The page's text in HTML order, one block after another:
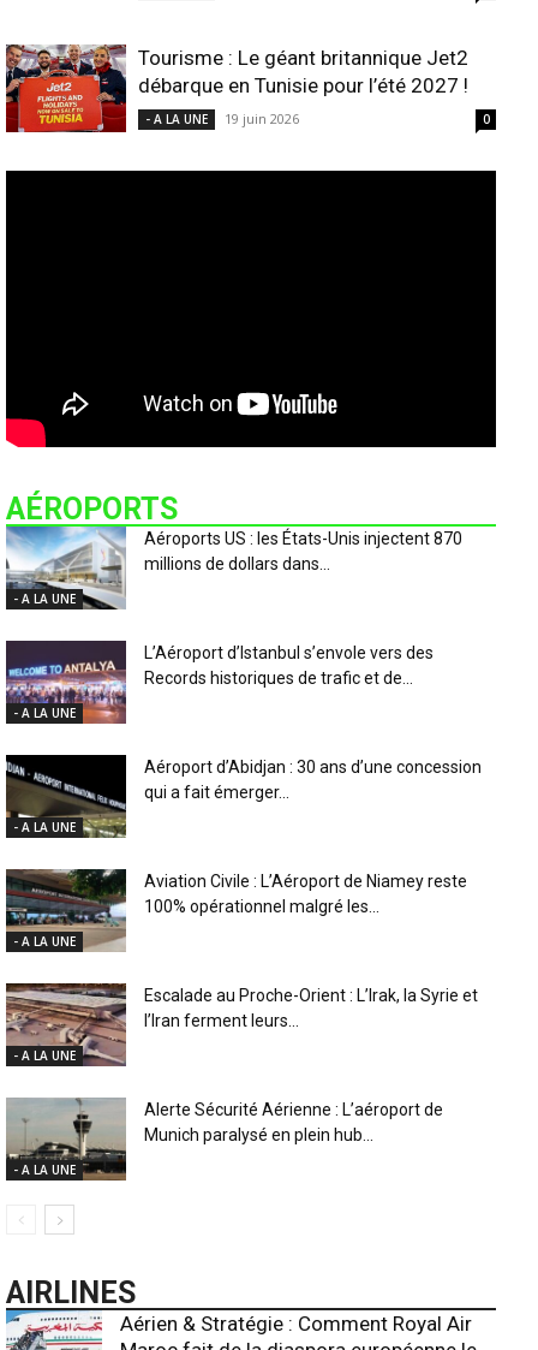
Tourisme : Le géant britannique Jet2
débarque en Tunisie pour l’été 2027 !
- A LA UNE 19 juin 2026 0
AÉROPORTS
- A LA UNE
Aéroports US : les États-Unis injectent 870
millions de dollars dans...
- A LA UNE
L’Aéroport d’Istanbul s’envole vers des
Records historiques de trafic et de...
- A LA UNE
Aéroport d’Abidjan : 30 ans d’une concession
qui a fait émerger...
- A LA UNE
Aviation Civile : L’Aéroport de Niamey reste
100% opérationnel malgré les...
- A LA UNE
Escalade au Proche-Orient : L’Irak, la Syrie et
l’Iran ferment leurs...
- A LA UNE
Alerte Sécurité Aérienne : L’aéroport de
Munich paralysé en plein hub...
AIRLINES
Aérien & Stratégie : Comment Royal Air